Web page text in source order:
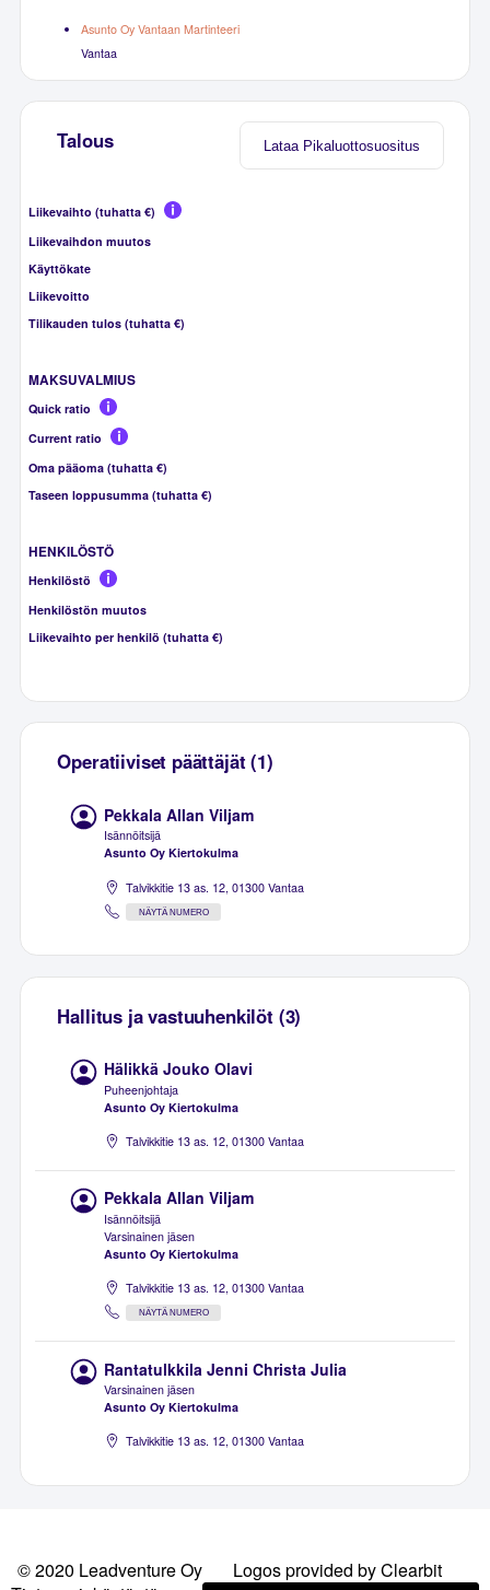
Asunto Oy Vantaan Martinteeri
Vantaa
Lataa Pikaluottosuositus
Talous
Liikevaihto (tuhatta €)
Liikevaihdon muutos
Käyttökate
Liikevoitto
Tilikauden tulos (tuhatta €)
MAKSUVALMIUS
Quick ratio
Current ratio
Oma pääoma (tuhatta €)
Taseen loppusumma (tuhatta €)
HENKILÖSTÖ
Henkilöstö
Henkilöstön muutos
Liikevaihto per henkilö (tuhatta €)
Operatiiviset päättäjät (1)
Pekkala Allan Viljam
Isännöitsijä
Asunto Oy Kiertokulma
Talvikkitie 13 as. 12, 01300 Vantaa
NÄYTÄ NUMERO
Hallitus ja vastuuhenkilöt (3)
Hälikkä Jouko Olavi
Puheenjohtaja
Asunto Oy Kiertokulma
Talvikkitie 13 as. 12, 01300 Vantaa
Pekkala Allan Viljam
Isännöitsijä
Varsinainen jäsen
Asunto Oy Kiertokulma
Talvikkitie 13 as. 12, 01300 Vantaa
NÄYTÄ NUMERO
Rantatulkkila Jenni Christa Julia
Varsinainen jäsen
Asunto Oy Kiertokulma
Talvikkitie 13 as. 12, 01300 Vantaa
© 2020 Leadventure Oy
Logos provided by Clearbit